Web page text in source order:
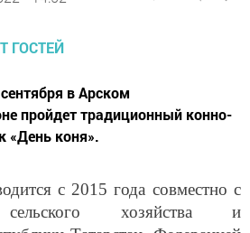
пройдет традиционный конно-
«День коня».
сельского хозяйства и
Татарстан, Федерацией